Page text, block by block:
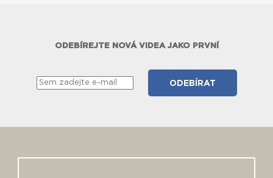
ODEBÍREJTE NOVÁ VIDEA JAKO PRVNÍ